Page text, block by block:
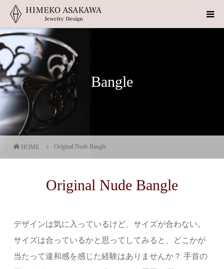
Bangle
HOME Original Nude Bangle
Original Nude Bangle
デザインは気に入っているけど、サイズが合わない。
サイズは合っているかと思ってしてみると、どこかが
当たって違和感を感じた経験はありませんか？ 手首の